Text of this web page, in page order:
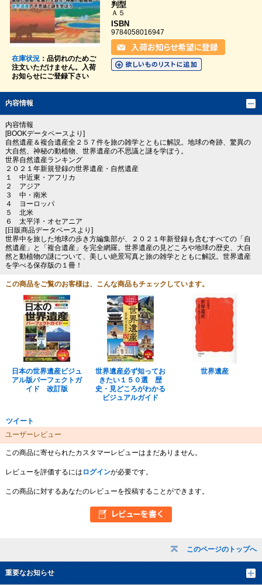
このページのトップへ
重要なお知らせ
在庫状況：品切れのためご
注文いただけません。入荷
お知らせにご登録下さい
判型
Ａ５
ISBN
9784058016947
内容情報
内容情報
[BOOKデータベースより]
自然遺産＆複合遺産全２５７件を旅の雑学とともに解説。地球の奇跡、驚異の
大自然、神秘の動植物、世界遺産の不思議と謎を学ぼう。
世界自然遺産ランキング
２０２１年新規登録の世界遺産・自然遺産
１ 中近東・アフリカ
２ アジア
３ 中・南米
４ ヨーロッパ
５ 北米
６ 太平洋・オセアニア
[日販商品データベースより]
世界中を旅した地球の歩き方編集部が、２０２１年新登録も含むすべての「自
然遺産」と「複合遺産」を完全網羅。世界遺産の見どころや地球の歴史、大自
然と動植物の謎について、美しい絶景写真と旅の雑学とともに解説。世界遺産
を学べる保存版の１冊！
この商品をご覧のお客様は、こんな商品もチェックしています。
日本の世界遺産ビジュ
アル版パーフェクトガ
イド 改訂版
世界遺産必ず知ってお
きたい１５０選 歴
史・見どころがわかる
ビジュアルガイド
世界遺産
ツイート
ユーザーレビュー
この商品に寄せられたカスタマーレビューはまだありません。
レビューを評価するには ログインが必要です。
この商品に対するあなたのレビューを投稿することができます。